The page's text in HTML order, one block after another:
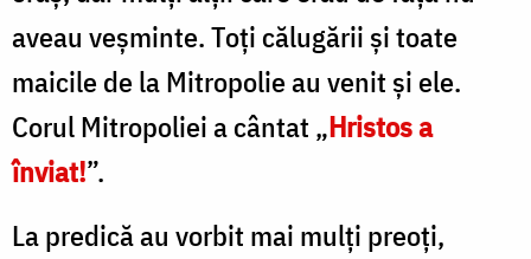
aveau veşminte. Toţi călugării şi toate
maicile de la Mitropolie au venit şi ele.
Corul Mitropoliei a cântat „Hristos a
înviat!”.
La predică au vorbit mai mulţi preoţi,